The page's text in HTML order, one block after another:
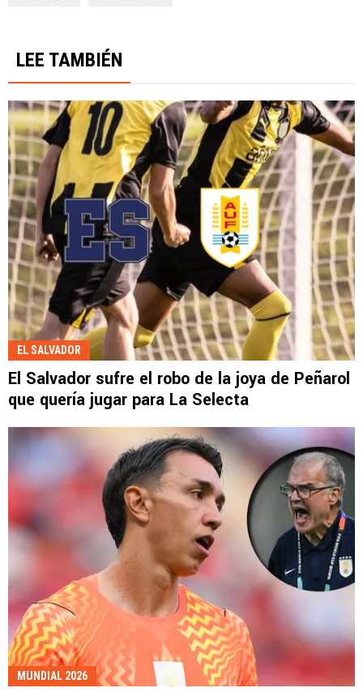
LEE TAMBIÉN
EL SALVADOR
El Salvador sufre el robo de la joya de Peñarol
que quería jugar para La Selecta
MUNDIAL 2026